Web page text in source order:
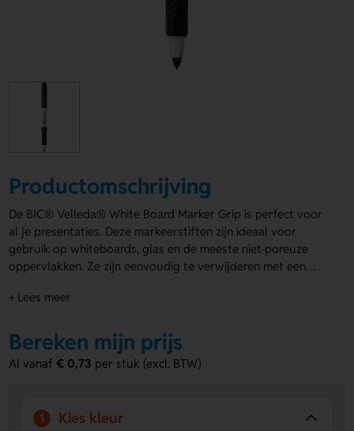
Productomschrijving
De BIC® Velleda® White Board Marker Grip is perfect voor
al je presentaties. Deze markeerstiften zijn ideaal voor
gebruik op whiteboards, glas en de meeste niet-poreuze
oppervlakken. Ze zijn eenvoudig te verwijderen met een
valt jouw boodschap extra op. Maak indruk met onze
+ Lees meer
Bereken mijn prijs
Al vanaf€ 0,73 per stuk (excl. BTW)
1 Kies kleur